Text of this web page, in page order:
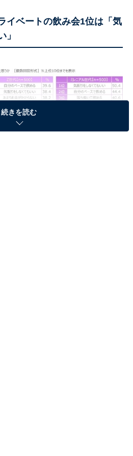
イベートの飲み会1位は「気
」
続きを読む